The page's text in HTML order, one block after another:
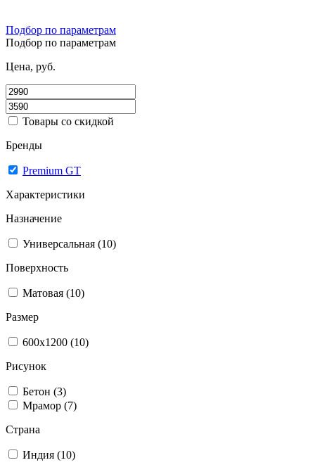
Подбор по параметрам
Подбор по параметрам
Цена, руб.
Товары со скидкой
Бренды
Premium GT
Характеристики
Назначение
Универсальная (10)
Поверхность
Матовая (10)
Размер
600x1200 (10)
Рисунок
Бетон (3)
Мрамор (7)
Страна
Индия (10)